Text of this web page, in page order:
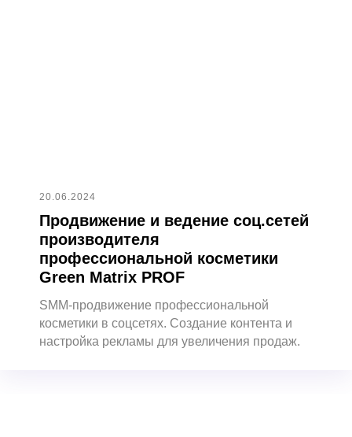
20.06.2024
Продвижение и ведение соц.сетей
производителя
профессиональной косметики
Green Matrix PROF
SMM-продвижение профессиональной
косметики в соцсетях. Создание контента и
настройка рекламы для увеличения продаж.